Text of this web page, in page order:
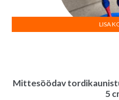
Mittesöödav
5
LISA